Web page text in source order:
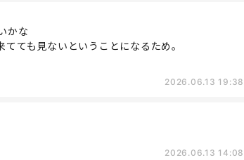
かな
ても見ないということになるため。
2026.06.13 19:38
2026.06.13 14:08